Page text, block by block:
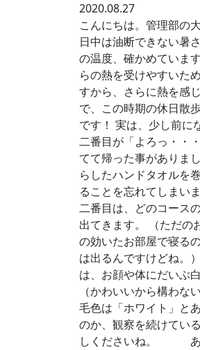
2020.08.27
こんにちは。管理部の
日中は油断できない暑
の温度、確かめていま
らの熱を受けやすいた
すから、さらに熱を感
で、この時期の休日散
です！ 実は、少し前に
二番目が「よろっ・・
てて帰った事がありま
らしたハンドタオルを
ることを忘れてしまい
二番目は、どのコース
出てきます。 （ただの
の効いたお部屋で寝る
は出るんですけどね。
は、お顔や体にだいぶ
（かわいいから構わ
毛色は「ホワイト」と
のか、観察を続けてい
しくださいね。